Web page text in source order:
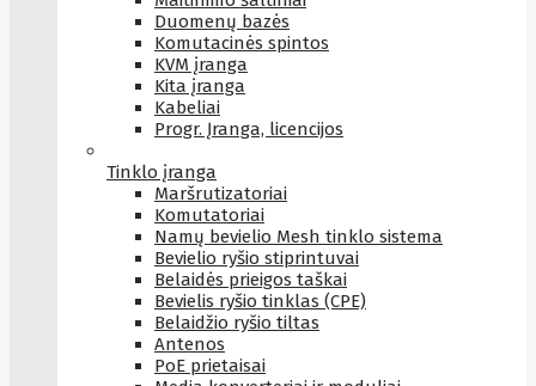
Duomenų bazės
Komutacinės spintos
KVM įranga
Kita įranga
Kabeliai
Progr. Įranga, licencijos
Tinklo įranga
Maršrutizatoriai
Komutatoriai
Namų bevielio Mesh tinklo sistema
Bevielio ryšio stiprintuvai
Belaidės prieigos taškai
Bevielis ryšio tinklas (CPE)
Belaidžio ryšio tiltas
Antenos
PoE prietaisai